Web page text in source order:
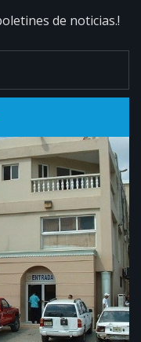
de noticias.!